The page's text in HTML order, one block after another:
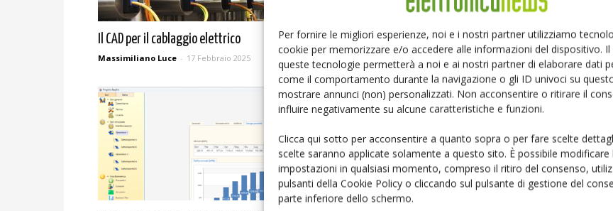
Per fornire le migliori esperienze, noi e i nostri partner utilizziamo
cookie per memorizzare e/o accedere alle informazioni del dispositivo. Il
queste tecnologie permetterà a noi e ai nostri partner di elaborare dati
come il comportamento durante la navigazione o gli ID univoci su
mostrare annunci (non) personalizzati. Non acconsentire o ritirare il
influire negativamente su alcune caratteristiche e funzioni.
Clicca qui sotto per acconsentire a quanto sopra o per fare scelte
scelte saranno applicate solamente a questo sito. È possibile modificare
impostazioni in qualsiasi momento, compreso il ritiro del consenso,
pulsanti della Cookie Policy o cliccando sul pulsante di gestione del
parte inferiore dello schermo.
Il CAD per il cablaggio elettrico
Massimiliano Luce - 17 Febbraio 2025
SDProget per le comunità energetiche rinnovabili
Massimiliano Luce 26 Agosto 2024